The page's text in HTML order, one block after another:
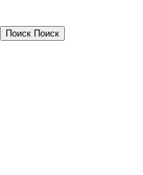
Поиск Поиск